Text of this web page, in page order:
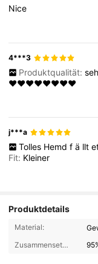
Nice
4***3
Produktqualität:
❤️❤️❤️❤️❤️❤️❤️❤️
j***a
Tolles Hemd f ä llt
Fit: Kleiner
Produktdetails
Material:
Zusammensetzung: